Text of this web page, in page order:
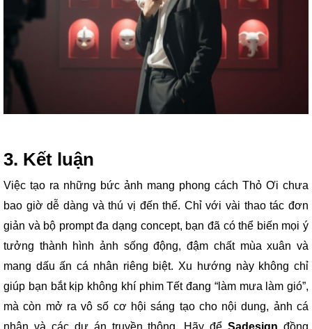
3. Kết luận
Việc tạo ra những bức ảnh mang phong cách Thỏ Ơi chưa
bao giờ dễ dàng và thú vị đến thế. Chỉ với vài thao tác đơn
giản và bộ prompt đa dạng concept, bạn đã có thể biến mọi ý
tưởng thành hình ảnh sống động, đậm chất mùa xuân và
mang dấu ấn cá nhân riêng biệt. Xu hướng này không chỉ
giúp bạn bắt kịp không khí phim Tết đang “làm mưa làm gió”,
mà còn mở ra vô số cơ hội sáng tạo cho nội dung, ảnh cá
nhân và các dự án truyền thông. Hãy đểSadesign đồng